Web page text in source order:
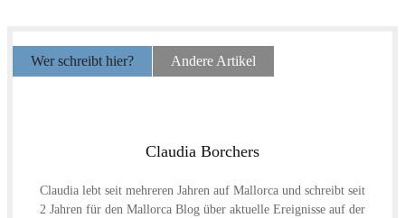
Wer schreibt hier? Andere Artikel
Claudia Borchers
Claudia lebt seit mehreren Jahren auf Mallorca und schreibt seit
2 Jahren für den Mallorca Blog über aktuelle Ereignisse auf der